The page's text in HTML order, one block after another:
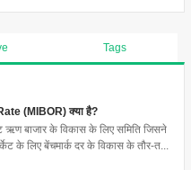
Tags
(MIBOR) क्या है?
बाजार के विकास के लिए समिति जिसने
के लिए बेंचमार्क दर के विकास के तौर-त...